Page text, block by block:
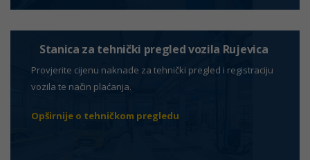
Stanica za tehnički pregled vozila Rujevica
Provjerite cijenu naknade za tehnički pregled i registraciju
vozila te način plaćanja.
Opširnije o tehničkom pregledu